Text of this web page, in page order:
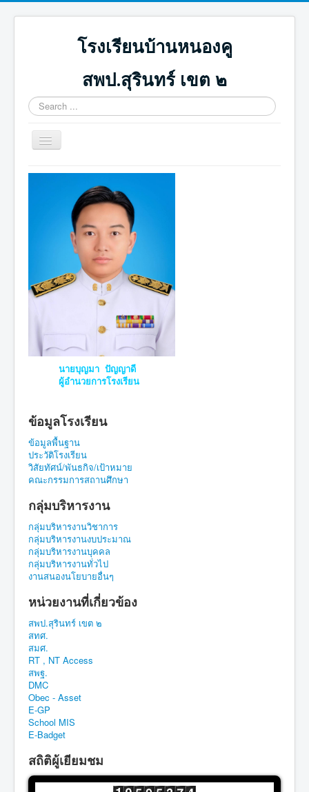
โรงเรียนบ้านหนองคู
สพป.สุรินทร์ เขต ๒
Search
...
Toggle
Navigation
หน้าแรก
ปฏิทินกิจกรรม
ภาพกิจกรรม
ดาวน์โหลด
ติดต่อเรา
นายบุญมา ปัญญาดี
ผู้อำนวยการโรงเรียน
ข้อมูลโรงเรียน
ข้อมูลพื้นฐาน
ประวัติโรงเรียน
วิสัยทัศน์/พันธกิจ/เป้าหมาย
คณะกรรมการสถานศึกษา
กลุ่มบริหารงาน
กลุ่มบริหารงานวิชาการ
กลุ่มบริหารงานงบประมาณ
กลุ่มบริหารงานบุคคล
กลุ่มบริหารงานทั่วไป
งานสนองนโยบายอื่นๆ
หน่วยงานที่เกี่ยวข้อง
สพป.สุรินทร์ เขต ๒
สทศ.
สมศ.
RT , NT Access
สพฐ.
DMC
Obec - Asset
E-GP
School MIS
E-Badget
สถิติผู้เยียมชม